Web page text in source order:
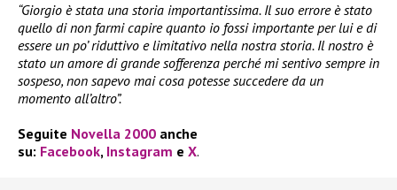
“Giorgio è stata una storia importantissima. Il suo errore è stato
quello di non farmi capire quanto io fossi importante per lui e di
essere un po’ riduttivo e limitativo nella nostra storia. Il nostro è
stato un amore di grande sofferenza perché mi sentivo sempre in
sospeso, non sapevo mai cosa potesse succedere da un
momento all’altro”.
Seguite Novella 2000 anche
su: Facebook, Instagram e X.